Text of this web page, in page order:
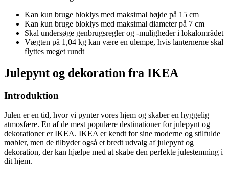
Kan kun bruge bloklys med maksimal højde på 15 cm
Kan kun bruge bloklys med maksimal diameter på 7 cm
Skal undersøge genbrugsregler og -muligheder i lokalområdet
Vægten på 1,04 kg kan være en ulempe, hvis lanternerne skal
flyttes meget rundt
Julepynt og dekoration fra IKEA
Introduktion
Julen er en tid, hvor vi pynter vores hjem og skaber en hyggelig
atmosfære. En af de mest populære destinationer for julepynt og
dekorationer er IKEA. IKEA er kendt for sine moderne og stilfulde
møbler, men de tilbyder også et bredt udvalg af julepynt og
dekoration, der kan hjælpe med at skabe den perfekte julestemning i
dit hjem.